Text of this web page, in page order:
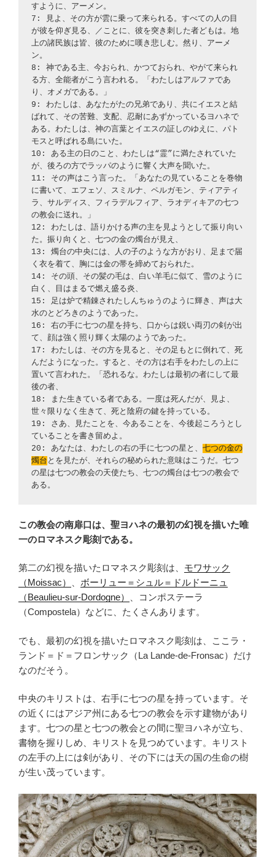
すように、アーメン。
7: 見よ、その方が雲に乗って来られる。すべての人の目
が彼を仰ぎ見る、／ことに、彼を突き刺した者どもは。地
上の諸民族は皆、彼のために嘆き悲しむ。然り、アーメ
ン。
8: 神である主、今おられ、かつておられ、やがて来られ
る方、全能者がこう言われる。「わたしはアルファであ
り、オメガである。」
9: わたしは、あなたがたの兄弟であり、共にイエスと結
ばれて、その苦難、支配、忍耐にあずかっているヨハネで
ある。わたしは、神の言葉とイエスの証しのゆえに、パト
モスと呼ばれる島にいた。
10: ある主の日のこと、わたしは“霊”に満たされていた
が、後ろの方でラッパのように響く大声を聞いた。
11: その声はこう言った。「あなたの見ていることを巻物
に書いて、エフェソ、スミルナ、ペルガモン、ティアティ
ラ、サルディス、フィラデルフィア、ラオディキアの七つ
の教会に送れ。」
12: わたしは、語りかける声の主を見ようとして振り向い
た。振り向くと、七つの金の燭台が見え、
13: 燭台の中央には、人の子のような方がおり、足まで届
く衣を着て、胸には金の帯を締めておられた。
14: その頭、その髪の毛は、白い羊毛に似て、雪のように
白く、目はまるで燃え盛る炎、
15: 足は炉で精錬されたしんちゅうのように輝き、声は大
水のとどろきのようであった。
16: 右の手に七つの星を持ち、口からは鋭い両刃の剣が出
て、顔は強く照り輝く太陽のようであった。
17: わたしは、その方を見ると、その足もとに倒れて、死
んだようになった。すると、その方は右手をわたしの上に
置いて言われた。「恐れるな。わたしは最初の者にして最
後の者、
18: また生きている者である。一度は死んだが、見よ、
世々限りなく生きて、死と陰府の鍵を持っている。
19: さあ、見たことを、今あることを、今後起ころうとし
ていることを書き留めよ。
20: あなたは、わたしの右の手に七つの星と、 七つの金の
燭台 とを見たが、それらの秘められた意味はこうだ。七つ
の星は七つの教会の天使たち、七つの燭台は七つの教会で
ある。
この教会の南扉口は、聖ヨハネの最初の幻視を描いた唯
一のロマネスク彫刻である。
第二の幻視を描いたロマネスク彫刻は、 モワサック
（Moissac）
ボーリュー＝シュル＝ドルドーニュ
（Beaulieu-sur-Dordogne）
、コンポステーラ
（Compostela）などに、たくさんあります。
でも、最初の幻視を描いたロマネスク彫刻は、ここラ・
ランド＝ド＝フロンサック（La Lande-de-Fronsac）だけ
なのだそう。
中央のキリストは、右手に七つの星を持っています。そ
の近くにはアジア州にある七つの教会を示す建物があり
ます。七つの星と七つの教会との間に聖ヨハネが立ち、
書物を握りしめ、キリストを見つめています。キリスト
の左手の上には剣があり、その下には天の国の生命の樹
が生い茂っています。